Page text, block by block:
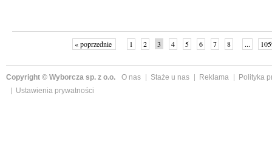
« poprzednie 1 2 3 4 5 6 7 8 ...
Copyright © Wyborcza sp. z o.o. O nas Staże u nas Reklama
Polityka
Ustawienia prywatności